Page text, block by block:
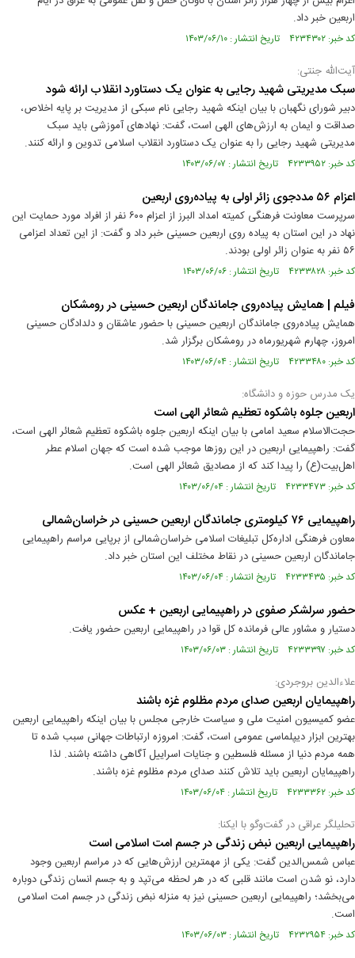
اربعین خبر داد.
کد خبر: ۴۲۳۴۳۰۲ تاریخ انتشار : ۱۴۰۳/۰۶/۱۰
آیت‌الله جنتی:
سبک مدیریتی شهید رجایی به عنوان یک دستاورد انقلاب ارائه شود
دبیر شورای نگهبان با بیان اینکه شهید رجایی نام سبکی از مدیریت بر پایه اخلاص،
صداقت و ایمان به ارزش‌های الهی است، گفت: نهادهای آموزشی باید سبک
مدیریتی شهید رجایی را به عنوان یک دستاورد انقلاب اسلامی تدوین و ارائه کنند.
کد خبر: ۴۲۳۳۹۵۲ تاریخ انتشار : ۱۴۰۳/۰۶/۰۷
اعزام ۵۶ مددجوی زائر اولی به پیاده‌روی اربعین
سرپرست معاونت فرهنگی کمیته امداد البرز از اعزام ۶۰۰ نفر از افراد مورد حمایت این
نهاد در این استان به پیاده روی اربعین حسینی خبر داد و گفت: از این تعداد اعزامی
۵۶ نفر به عنوان زائر اولی بودند.
کد خبر: ۴۲۳۳۸۲۸ تاریخ انتشار : ۱۴۰۳/۰۶/۰۶
فیلم | همایش پیاده‌روی جاماندگان اربعین حسینی در رومشکان
همایش پیاده‌روی جاماندگان اربعین حسینی با حضور عاشقان و دلدادگان حسینی
امروز، چهارم شهریورماه در رومشکان برگزار شد.
کد خبر: ۴۲۳۳۴۸۰ تاریخ انتشار : ۱۴۰۳/۰۶/۰۴
یک مدرس حوزه و دانشگاه:
اربعین جلوه باشکوه تعظیم شعائر الهی است
حجت‌الاسلام سعید امامی با بیان اینکه اربعین جلوه باشکوه تعظیم شعائر الهی است،
گفت: راهپیمایی اربعین در این روز‌ها موجب شده است که جهان اسلام عطر
اهل‌بیت(ع) را پیدا کند که از مصادیق شعائر الهی است.
کد خبر: ۴۲۳۳۴۷۳ تاریخ انتشار : ۱۴۰۳/۰۶/۰۴
راهپیمایی ۷۶ کیلومتری جاماندگان اربعین حسینی در خراسان‌شمالی
معاون فرهنگی اداره‌کل تبلیغات اسلامی خراسان‌شمالی از برپایی مراسم راهپیمایی
جاماندگان اربعین حسینی در نقاط مختلف این استان خبر داد.
کد خبر: ۴۲۳۳۴۳۵ تاریخ انتشار : ۱۴۰۳/۰۶/۰۴
حضور سرلشکر صفوی در راهپیمایی اربعین + عکس
دستیار و مشاور عالی فرمانده کل قوا در راهپیمایی اربعین حضور یافت.
کد خبر: ۴۲۳۳۳۹۷ تاریخ انتشار : ۱۴۰۳/۰۶/۰۳
علاءالدین بروجردی:
راهپیمایان اربعین صدای مردم مظلوم غزه باشند
عضو کمیسیون امنیت ملی و سیاست خارجی مجلس با بیان اینکه راهپیمایی اربعین
بهترین ابزار دیپلماسی عمومی است، گفت: امروزه ارتباطات جهانی سبب شده تا
همه مردم دنیا از مسئله فلسطین و جنایات اسراییل آگاهی داشته باشند. لذا
راهپیمایان اربعین باید تلاش کنند صدای مردم مظلوم غزه باشند.
کد خبر: ۴۲۳۳۳۶۲ تاریخ انتشار : ۱۴۰۳/۰۶/۰۴
تحلیلگر عراقی در گفت‌وگو با ایکنا:
راهپیمایی اربعین نبض زندگی در جسم امت اسلامی است
عباس شمس‌الدین گفت: یکی از مهمترین ارزش‌هایی که در مراسم اربعین وجود
دارد، نو شدن است مانند قلبی که در هر لحظه می‌تپد و به جسم انسان زندگی دوباره
می‌بخشد؛ راهپیمایی اربعین حسینی نیز به منزله نبض زندگی در جسم امت اسلامی
است.
کد خبر: ۴۲۳۲۹۵۴ تاریخ انتشار : ۱۴۰۳/۰۶/۰۳